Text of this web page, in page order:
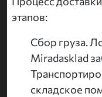
этапов:
Сбор груза.
Miradasklad
складское